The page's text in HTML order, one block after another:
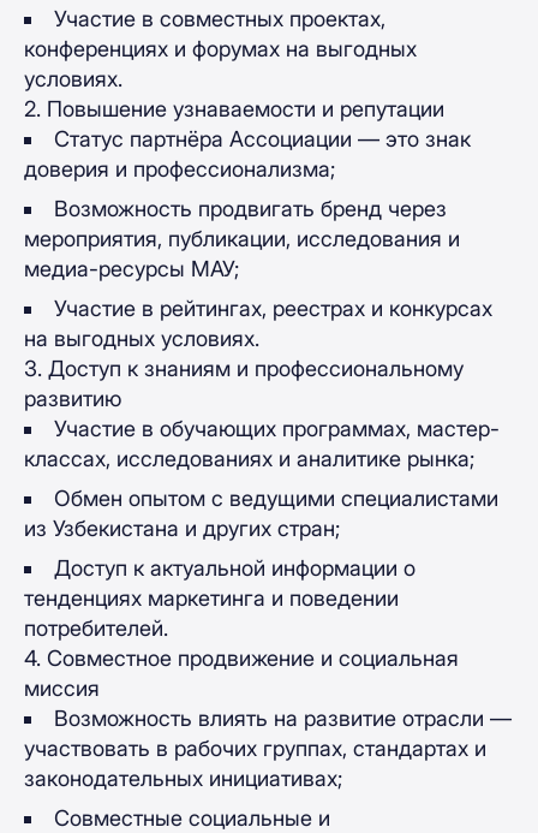
Участие в совместных проектах,
конференциях и форумах на выгодных
условиях.
2. Повышение узнаваемости и репутации
Статус партнёра Ассоциации — это знак
доверия и профессионализма;
Возможность продвигать бренд через
мероприятия, публикации, исследования и
медиа-ресурсы МАУ;
Участие в рейтингах, реестрах и конкурсах
на выгодных условиях.
3. Доступ к знаниям и профессиональному
развитию
Участие в обучающих программах, мастер-
классах, исследованиях и аналитике рынка;
Обмен опытом с ведущими специалистами
из Узбекистана и других стран;
Доступ к актуальной информации о
тенденциях маркетинга и поведении
потребителей.
4. Совместное продвижение и социальная
миссия
Возможность влиять на развитие отрасли —
участвовать в рабочих группах, стандартах и
законодательных инициативах;
Совместные социальные и